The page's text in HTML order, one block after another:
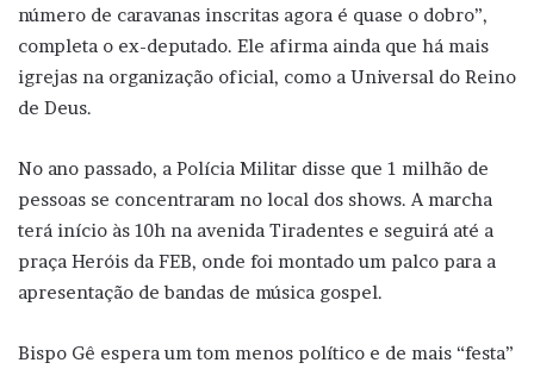
número de caravanas inscritas agora é quase o dobro”,
completa o ex-deputado. Ele afirma ainda que há mais
igrejas na organização oficial, como a Universal do Reino
de Deus.
No ano passado, a Polícia Militar disse que 1 milhão de
pessoas se concentraram no local dos shows. A marcha
terá início às 10h na avenida Tiradentes e seguirá até a
praça Heróis da FEB, onde foi montado um palco para a
apresentação de bandas de música gospel.
Bispo Gê espera um tom menos político e de mais “festa”